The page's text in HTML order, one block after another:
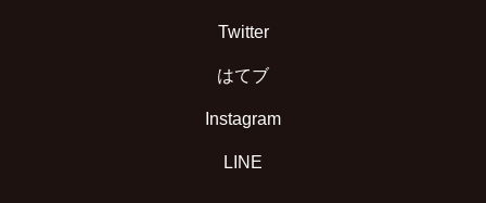
Twitter
はてブ
Instagram
LINE